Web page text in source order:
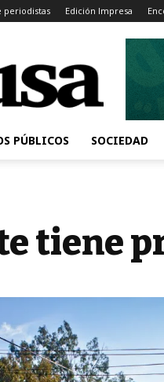
periodistas Edición Impresa
PÚBLICOS SOCIEDAD
tiene